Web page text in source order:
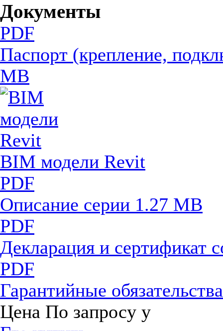
Документы
PDF
Паспорт (крепление,
MB
BIM модели Revit
PDF
Описание серии 1.27 MB
PDF
Декларация и сертификат
PDF
Гарантийные
Цена По запросу у